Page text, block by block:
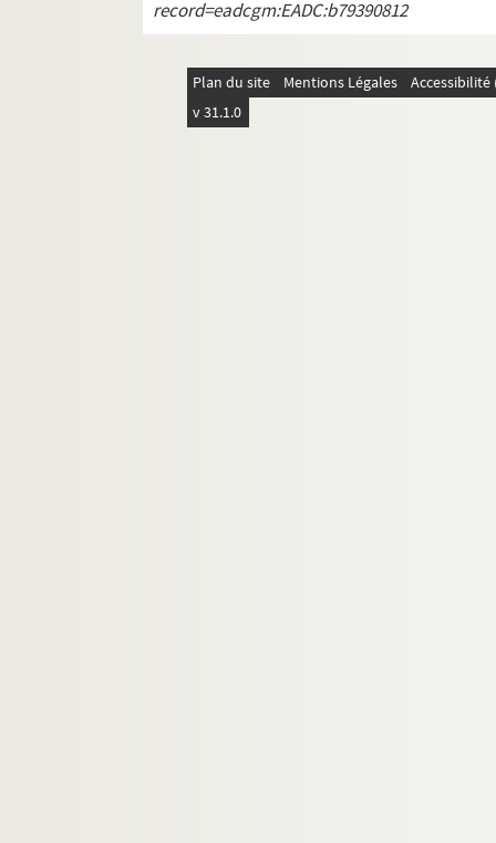
record=eadcgm:EADC:b79390812
Plan du site Mentions Légales
v 31.1.0